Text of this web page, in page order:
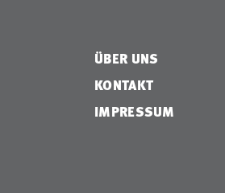
ÜBER UNS
KONTAKT
IMPRESSUM